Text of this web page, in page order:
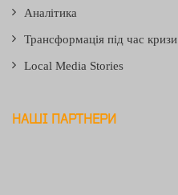
Аналітика
Трансформація під час кризи
Local Media Stories
НАШІ ПАРТНЕРИ